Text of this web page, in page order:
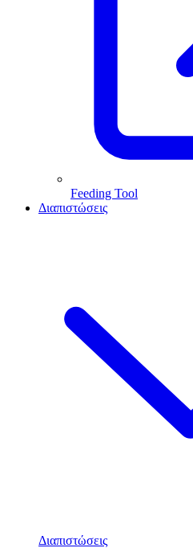
Feeding Tool
Διαπιστώσεις
Διαπιστώσεις